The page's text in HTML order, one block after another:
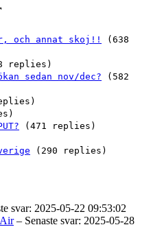
och annat skoj!!
(638
replies)
sedan nov/dec? (582
(471 replies)
(290 replies)
svar: 2025-05-22 09:53:02
– Senaste svar: 2025-05-28